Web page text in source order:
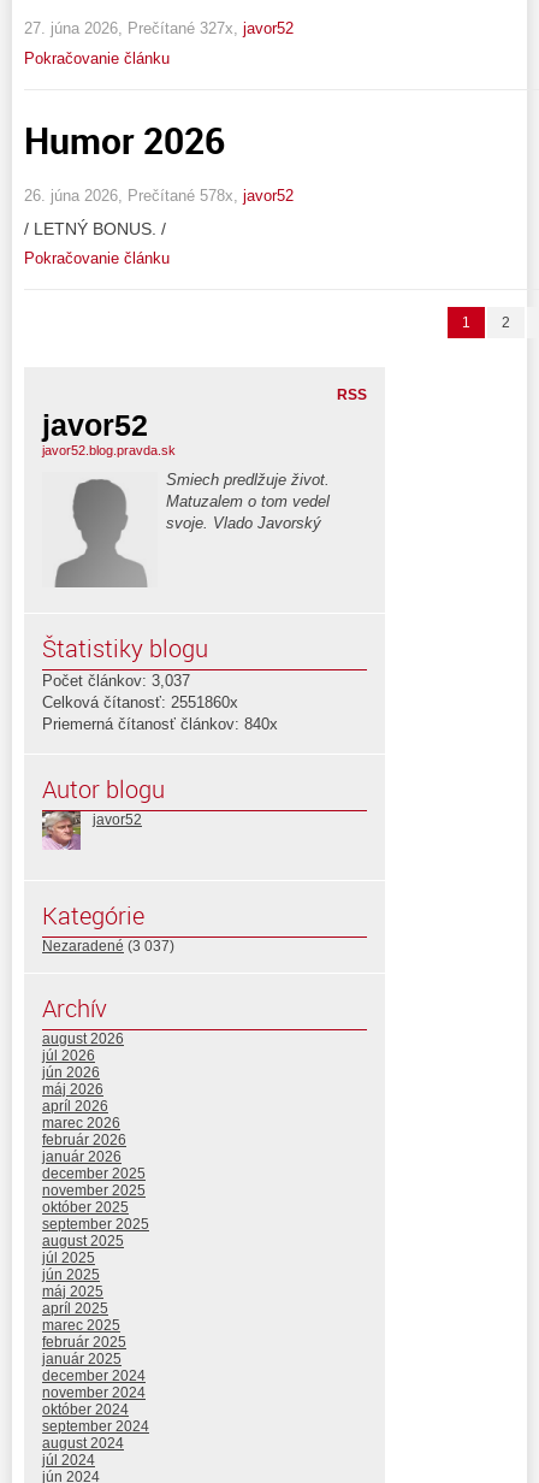
27. júna 2026, Prečítané 327x, javor52
Pokračovanie článku
Humor 2026
26. júna 2026, Prečítané 578x, javor52
/ LETNÝ BONUS. /
Pokračovanie článku
1 2
RSS
javor52
javor52.blog.pravda.sk
Smiech predlžuje život.
Matuzalem o tom vedel
svoje. Vlado Javorský
Štatistiky blogu
Počet článkov: 3,037
Celková čítanosť: 2551860x
Priemerná čítanosť článkov: 840x
Autor blogu
javor52
Kategórie
Nezaradené (3 037)
Archív
august 2026
júl 2026
jún 2026
máj 2026
apríl 2026
marec 2026
február 2026
január 2026
december 2025
november 2025
október 2025
september 2025
august 2025
júl 2025
jún 2025
máj 2025
apríl 2025
marec 2025
február 2025
január 2025
december 2024
november 2024
október 2024
september 2024
august 2024
júl 2024
jún 2024